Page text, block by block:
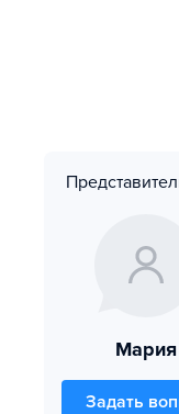
Мария
Задать